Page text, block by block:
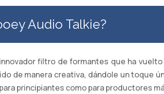
Audio Talkie?
filtro de formantes que ha
de manera creativa, dándole un toque
principiantes como para productores